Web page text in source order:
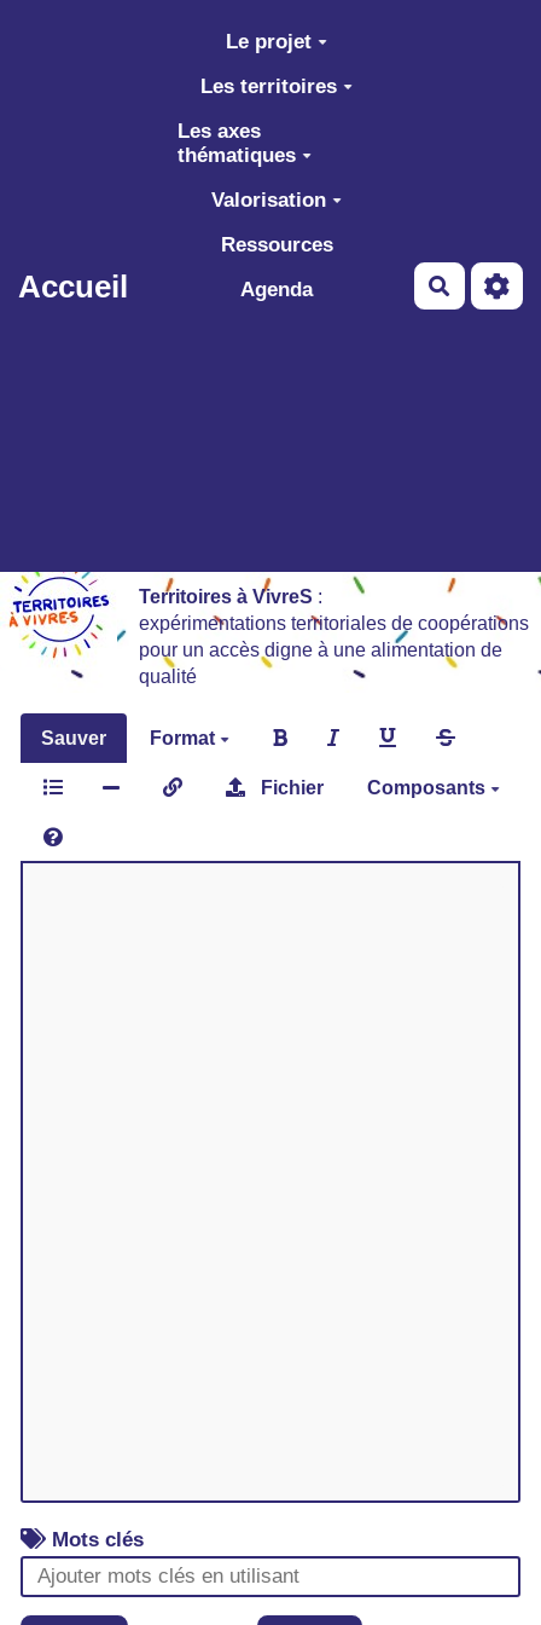
Aller au contenu principal
Accueil
Le projet
Les territoires
Les axes
thématiques
Valorisation
Ressources
Agenda
Territoires à VivreS :
expérimentations territoriales de coopérations
pour un accès digne à une alimentation de
qualité
Sauver Format
Fichier Composants
Mots clés